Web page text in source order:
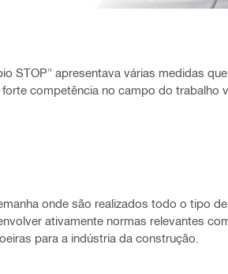
STOP" apresentava várias medidas
competência no campo do trabalho
onde são realizados todo o tipo
ativamente normas relevantes
para a indústria da construção.